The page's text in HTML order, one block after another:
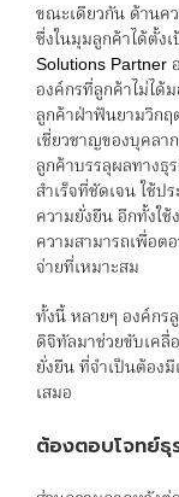
ขณะเดียวกัน ด้านค
ซึ่งในมุมลูกค้าได้ตั้ง
Solutions Partner
องค์กรที่ลูกค้าไม่ได้
ลูกค้าฝ่าฟันยามวิกฤ
เชี่ยวชาญของบุคลา
ลูกค้าบรรลุผลทางธุ
สำเร็จที่ชัดเจน ใช้ป
ความยั่งยืน อีกทั้งใ
ความสามารถเพื่อต
จ่ายที่เหมาะสม
ทั้งนี้ หลายๆ องค์กร
ดิจิทัลมาช่วยขับเคลื่
ยั่งยืน ที่จำเป็นต้อง
เสมอ
ต้องตอบโจทย์ธุ